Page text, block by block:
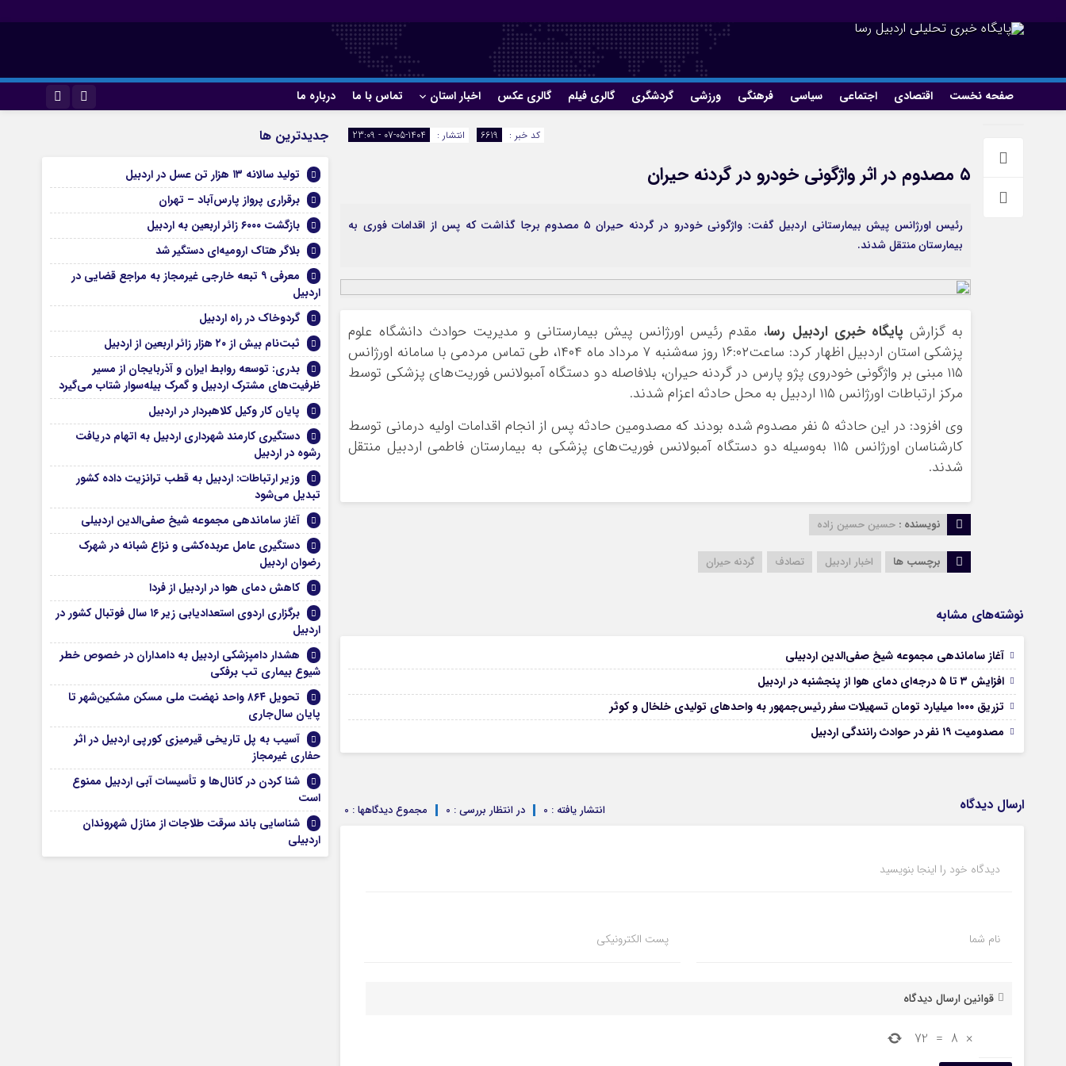
صفحه نخست اقتصادی اجتماعی سیاسی فرهنگی ورزشی گردشگری گالری فیلم گالری عکس اخبار استان تماس با ما درباره ما
انتشار : 1404-05-07 - 23:09 کد خبر : 6619
۵ مصدوم در اثر واژگونی خودرو در گردنه حیران
رئیس اورژانس پیش بیمارستانی اردبیل گفت: واژگونی خودرو در گردنه حیران ۵ مصدوم برجا گذاشت که پس از اقدامات فوری به
بیمارستان منتقل شدند.
به گزارش پایگاه خبری اردبیل رسا، مقدم رئيس اورژانس پیش بیمارستانی و مدیریت حوادث دانشگاه علوم
پزشکی استان اردبیل اظهار کرد: ساعت۱۶:۰۲ روز سه‌شنبه ۷ مرداد ماه ۱۴۰۴، طی تماس مردمی با سامانه اورژانس
۱۱۵ مبنی بر واژگونی خودروی پژو پارس در گردنه حیران، بلافاصله دو دستگاه آمبولانس فوریت‌های پزشکی توسط
مرکز ارتباطات اورژانس ۱۱۵ اردبیل به محل حادثه اعزام شدند.
وی افزود: در این حادثه ۵ نفر مصدوم شده بودند که مصدومین حادثه پس از انجام اقدامات اولیه درمانی توسط
کارشناسان اورژانس ۱۱۵ به‌وسیله دو دستگاه آمبولانس‌ فوریت‌های پزشکی به بیمارستان فاطمی اردبیل منتقل
شدند.
نویسنده : حسین حسین زاده
برچسب ها اخبار اردبيل تصادف گردنه حیران
نوشته‌های مشابه
آغاز ساماندهی مجموعه شیخ صفی‌الدین اردبیلی
افزایش ۳ تا ۵ درجه‌ای دمای هوا از پنجشنبه در اردبیل
تزریق ۱۰۰۰ میلیارد تومان تسهیلات سفر رئیس‌جمهور به واحدهای تولیدی خلخال و کوثر
مصدومیت ۱۹ نفر در حوادث رانندگی اردبیل
ارسال دیدگاه مجموع دیدگاهها : 0 در انتظار بررسی : 0 انتشار یافته : 0
دیدگاه خود را اینجا بنویسید
نام شما پست الکترونیکی
قوانین ارسال دیدگاه
×
8
=
72
جديدترين ها
تولید سالانه ۱۳ هزار تن عسل در اردبیل
برقراری پرواز پارس‌آباد – تهران
بازگشت ۶۰۰۰ زائر اربعین به اردبیل
بلاگر هتاک ارومیه‌ای دستگیر شد
معرفی ۹ تبعه خارجی غیرمجاز به مراجع قضایی در
اردبیل
گردوخاک در راه اردبیل
ثبت‌نام بیش از ۲۰ هزار زائر اربعین از اردبیل
بدری: توسعه روابط ایران و آذربایجان از مسیر
ظرفیت‌های مشترک اردبیل و گمرک بیله‌سوار شتاب می‌گیرد
پایان کار وکیل کلاهبردار در اردبیل
دستگیری کارمند شهرداری اردبیل به اتهام دریافت
رشوه در اردبیل
وزیر ارتباطات: اردبیل به قطب ترانزیت داده کشور
تبدیل می‌شود
آغاز ساماندهی مجموعه شیخ صفی‌الدین اردبیلی
دستگیری عامل عربده‌کشی و نزاع شبانه در شهرک
رضوان اردبیل
کاهش دمای هوا در اردبیل از فردا
برگزاری اردوی استعدادیابی زیر ۱۶ سال فوتبال کشور در
اردبیل
هشدار دامپزشکی اردبیل به دامداران در خصوص خطر
شیوع بیماری تب برفکی
تحویل ۸۶۴ واحد نهضت ملی مسکن مشکین‌شهر تا
پایان سال‌جاری
آسیب به پل تاریخی قیرمیزی کورپی اردبیل در اثر
حفاری غیرمجاز
شنا کردن در کانال‌ها و تأسیسات آبی اردبیل ممنوع
است
شناسایی باند سرقت طلاجات از منازل شهروندان
اردبیلی